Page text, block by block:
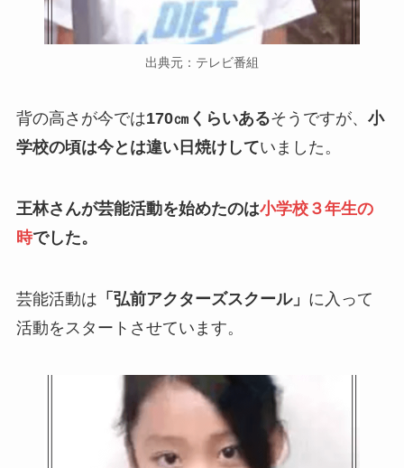
出典元：テレビ番組
背の高さが今では170㎝くらいあるそうですが、 小
学校の頃は今とは違い日焼けしていました。
王林さんが芸能活動を始めたのは小学校３年生の
時でした。
芸能活動は 「弘前アクターズスクール」 に入って
活動をスタートさせています。